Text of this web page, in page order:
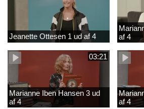
Jeanette Ottesen 1 ud af 4
af 4
03:21
Marianne Iben Hansen 3 ud
af 4
af 4